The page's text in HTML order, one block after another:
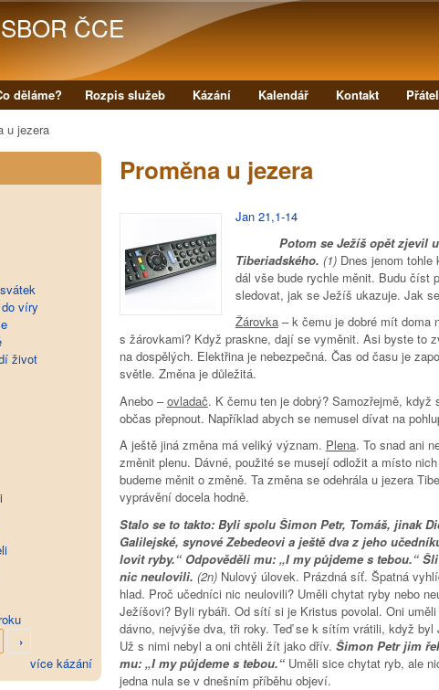
ČCE
děláme? Rozpis služeb Kázání Kalendář Kontakt
u jezera
Proměna u jezera
Jan 21,1-14
Potom se Ježíš opět zjevil
Tiberiadského. (1) Dnes jenom
dál vše bude rychle měnit. Budu číst
sledovat, jak se Ježíš ukazuje. Jak
Žárovka– k čemu je dobré mít doma
s žárovkami? Když praskne, dají se vyměnit. Asi byste to
na dospělých. Elektřina je nebezpečná. Čas od času je
světle. Změna je důležitá.
Anebo –ovladač. K čemu ten je dobrý? Samozřejmě, když
občas přepnout. Například abych se nemusel dívat na
A ještě jiná změna má veliký význam. Plena. To snad ani
změnit plenu. Dávné, použité se musejí odložit a místo
budeme měnit o změně. Ta změna se odehrála u jezera
vyprávění docela hodně.
Stalo se to takto: Byli spolu Šimon Petr, Tomáš, jinak
Galilejské, synové Zebedeovi a ještě dva z jeho
lovit ryby.“ Odpověděli mu: „I my půjdeme s tebou.“
nic neulovili. (2n)Nulový úlovek. Prázdná síť. Špatná
hlad. Proč učedníci nic neulovili? Uměli chytat ryby nebo
Ježíšovi? Byli rybáři. Od sítí si je Kristus povolal. Oni
dávno, nejvýše dva, tři roky. Teď se k sítím vrátili, když
Už s nimi nebyl a oni chtěli žít jako dřív. Šimon Petr jim
mu: „I my půjdeme s tebou.“ Uměli sice chytat ryb, ale
jedna nula se v dnešním příběhu objeví.
víry
život
›
více kázání